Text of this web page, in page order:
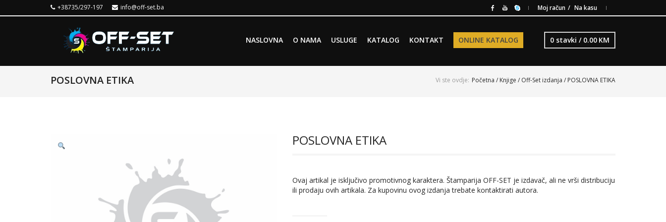
+38735/297-197 info@off-set.ba Moj račun Na kasu
Skip to primary content
Skip to secondary content
NASLOVNA O NAMA USLUGE KATALOG KONTAKT ONLINE KATALOG 0 stavki / 0.00 KM
POSLOVNA ETIKA Vi ste ovdje: Početna / Knjige / Off-Set izdanja / POSLOVNA ETIKA
POSLOVNA ETIKA
Ovaj artikal je isključivo promotivnog karaktera. Štamparija OFF-SET je izdavač, ali ne vrši distribuciju
ili prodaju ovih artikala. Za kupovinu ovog izdanja trebate kontaktirati autora.